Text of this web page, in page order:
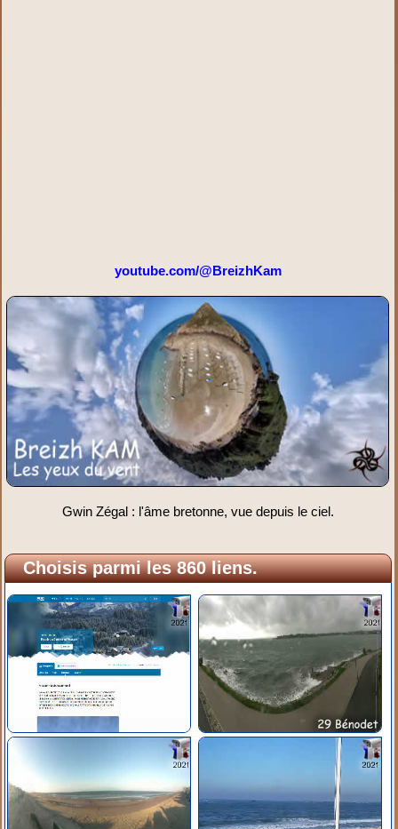
youtube.com/@BreizhKam
Gwin Zégal : l'âme bretonne, vue depuis le ciel.
Choisis parmi les 860 liens.